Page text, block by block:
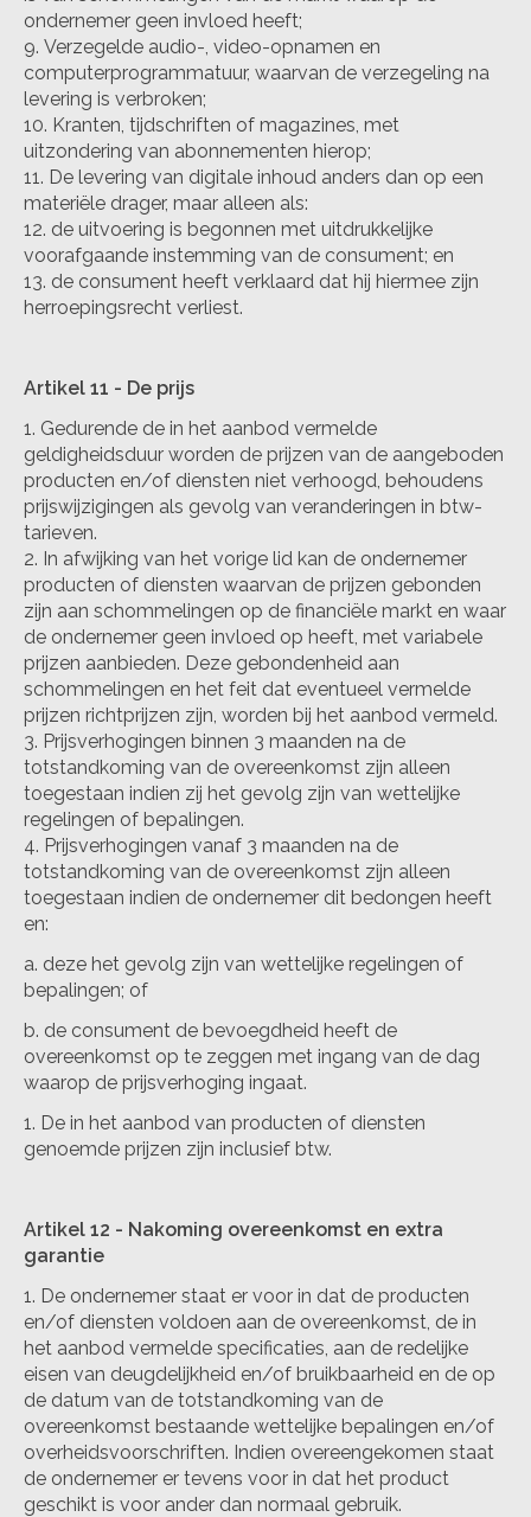
ondernemer geen invloed heeft;
Verzegelde audio-, video-opnamen en
computerprogrammatuur, waarvan de verzegeling na
levering is verbroken;
Kranten, tijdschriften of magazines, met
uitzondering van abonnementen hierop;
De levering van digitale inhoud anders dan op een
materiële drager, maar alleen als:
de uitvoering is begonnen met uitdrukkelijke
voorafgaande instemming van de consument; en
de consument heeft verklaard dat hij hiermee zijn
herroepingsrecht verliest.
Artikel 11 - De prijs
Gedurende de in het aanbod vermelde
geldigheidsduur worden de prijzen van de aangeboden
producten en/of diensten niet verhoogd, behoudens
prijswijzigingen als gevolg van veranderingen in btw-
tarieven.
In afwijking van het vorige lid kan de ondernemer
producten of diensten waarvan de prijzen gebonden
zijn aan schommelingen op de financiële markt en waar
de ondernemer geen invloed op heeft, met variabele
prijzen aanbieden. Deze gebondenheid aan
schommelingen en het feit dat eventueel vermelde
prijzen richtprijzen zijn, worden bij het aanbod vermeld.
Prijsverhogingen binnen 3 maanden na de
totstandkoming van de overeenkomst zijn alleen
toegestaan indien zij het gevolg zijn van wettelijke
regelingen of bepalingen.
Prijsverhogingen vanaf 3 maanden na de
totstandkoming van de overeenkomst zijn alleen
toegestaan indien de ondernemer dit bedongen heeft
en:
a. deze het gevolg zijn van wettelijke regelingen of
bepalingen; of
b. de consument de bevoegdheid heeft de
overeenkomst op te zeggen met ingang van de dag
waarop de prijsverhoging ingaat.
De in het aanbod van producten of diensten
genoemde prijzen zijn inclusief btw.
Artikel 12 - Nakoming overeenkomst en extra
garantie
De ondernemer staat er voor in dat de producten
en/of diensten voldoen aan de overeenkomst, de in
het aanbod vermelde specificaties, aan de redelijke
eisen van deugdelijkheid en/of bruikbaarheid en de op
de datum van de totstandkoming van de
overeenkomst bestaande wettelijke bepalingen en/of
overheidsvoorschriften. Indien overeengekomen staat
de ondernemer er tevens voor in dat het product
geschikt is voor ander dan normaal gebruik.